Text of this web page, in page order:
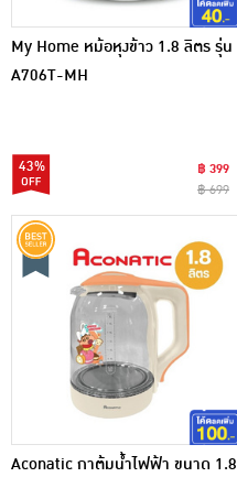
My Home หม้อหุงข้าว 1.8 ลิตร รุ่น
A706T-MH
43%
฿ 399
฿ 699
Aconatic กาต้มน้ำไฟฟ้า ขนาด 1.8